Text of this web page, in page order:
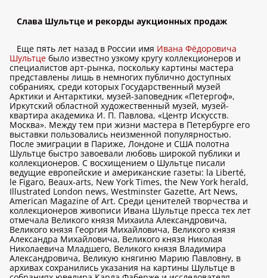
Слава Шультце и рекорды аукционных продаж
Еще пять лет назад в России имя Ивана Фёдоровича
Шультце было известно узкому кругу коллекционеров и
специалистов арт-рынка, поскольку картины мастера
представлены лишь в немногих публично доступных
собраниях, среди которых Государственный музей
Арктики и Антарктики, музей-заповедник «Петергоф»,
Иркутский областной художественный музей, музей-
квартира академика И. П. Павлова, «Центр Искусств.
Москва». Между тем при жизни мастера в Петербурге его
выставки пользовались неизменной популярностью.
После эмиграции в Париже, Лондоне и США полотна
Шультце быстро завоевали любовь широкой публики и
коллекционеров. С восхищением о Шультце писали
ведущие европейские и американские газеты: la Liberté,
le Figaro, Beaux-arts, New York Times, the New York herald,
Illustrated London news, Westminster Gazette, Art News,
American Magazine of Art. Среди ценителей творчества и
коллекционеров живописи Ивана Шультце пресса тех лет
отмечала Великого князя Михаила Александровича,
Великого князя Георгия Михайловича, Великого князя
Александра Михайловича, Великого князя Николая
Николаевича Младшего, Великого князя Владимира
Александровича, Великую княгиню Марию Павловну, в
архивах сохранились указания на картины Шультце в